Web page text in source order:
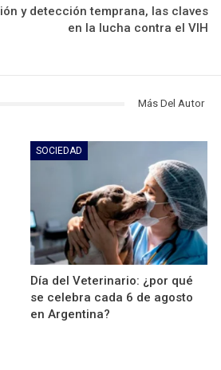
y detección temprana, las claves
en la lucha contra el VIH
Más Del Autor
SOCIEDAD
Día del Veterinario: ¿por qué
se celebra cada 6 de agosto
en Argentina?